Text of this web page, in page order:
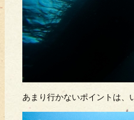
あまり行かないポイントは